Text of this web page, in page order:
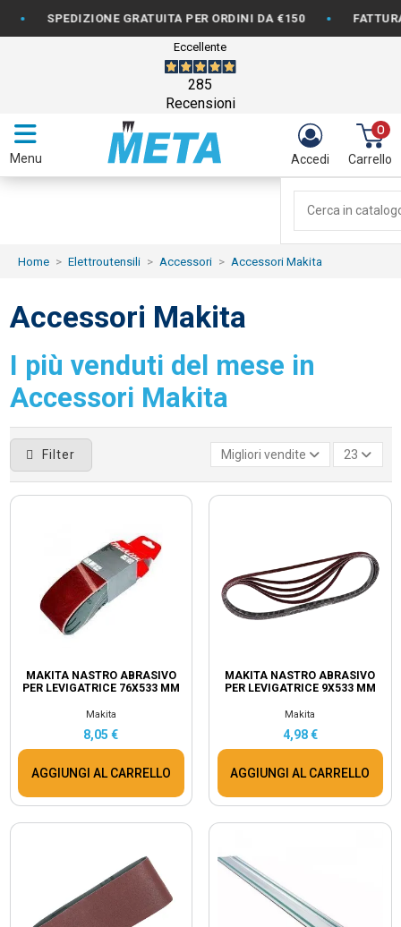
SPEDIZIONE GRATUITA PER ORDINI DA €150 •
Eccellente
285
Recensioni
Menu Accedi
0
Carrello
Home Elettroutensili Accessori Accessori Makita
Accessori Makita
I più venduti del mese in
Accessori Makita
Filter Migliori vendite 23
MAKITA NASTRO ABRASIVO
PER LEVIGATRICE 76X533 MM
Makita
8,05 €
AGGIUNGI AL CARRELLO
MAKITA NASTRO ABRASIVO
PER LEVIGATRICE 9X533 MM
Makita
4,98 €
AGGIUNGI AL CARRELLO